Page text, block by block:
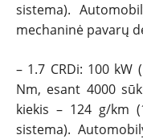
sistema).
mechaninė pavarų
– 1.7 CRDi: 100 kW
Nm, esant 4000
kiekis – 124 g/km
sistema).